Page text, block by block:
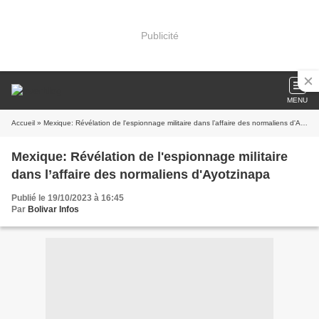
Publicité
MENU
Accueil » Mexique: Révélation de l'espionnage militaire dans l’affaire des normaliens d'Ayotzinapa
Mexique: Révélation de l'espionnage militaire
dans l’affaire des normaliens d'Ayotzinapa
Publié le 19/10/2023 à 16:45
Par Bolivar Infos